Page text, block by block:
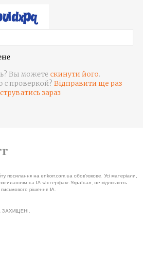
Вы можете скинути його.
проверкой? Відправити ще раз
зараз
посилання на enkorr.com.ua обов'язкове. Усі матеріали,
на ІА «Інтерфакс-Україна», не підлягають
письмового рішення ІА.
ЗАХИЩЕНІ.